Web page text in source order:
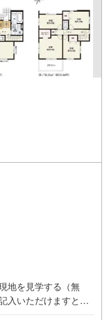
地を見学する（無
入いただけますとス